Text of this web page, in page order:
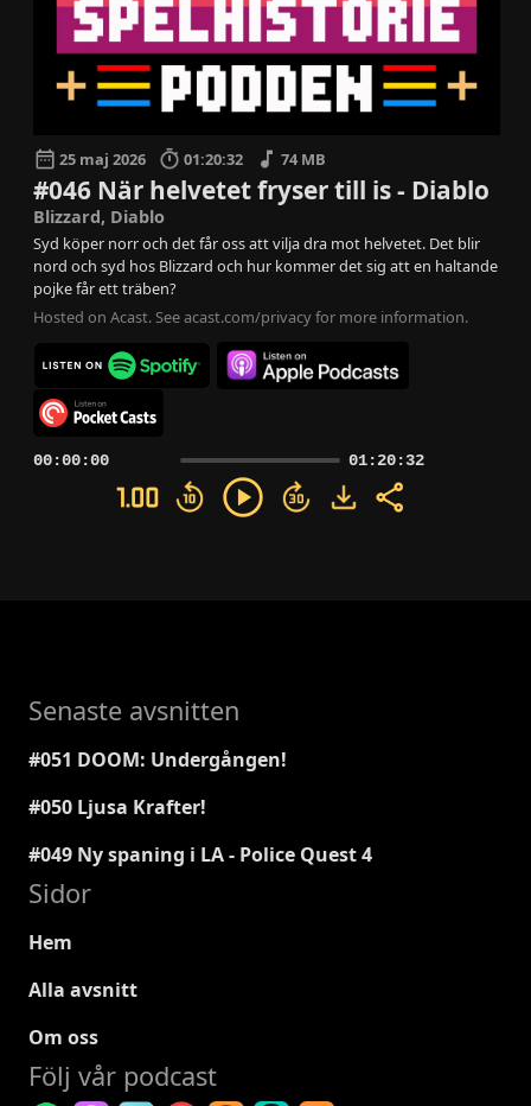
25 maj 2026 01:20:32 74 MB
#046 När helvetet fryser till is - Diablo
Blizzard, Diablo
Syd köper norr och det får oss att vilja dra mot helvetet. Det blir
nord och syd hos Blizzard och hur kommer det sig att en haltande
pojke får ett träben?
Hosted on Acast. Seeacast.com/privacyfor more information.
00:00:00 01:20:32
Senaste avsnitten
#051 DOOM: Undergången!
#050 Ljusa Krafter!
#049 Ny spaning i LA - Police Quest 4
Sidor
Hem
Alla avsnitt
Om oss
Följ vår podcast